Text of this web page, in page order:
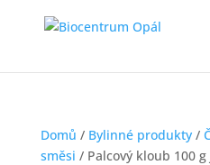
Domů / Bylinné produkty/
směsi / Palcový kloub 100 g